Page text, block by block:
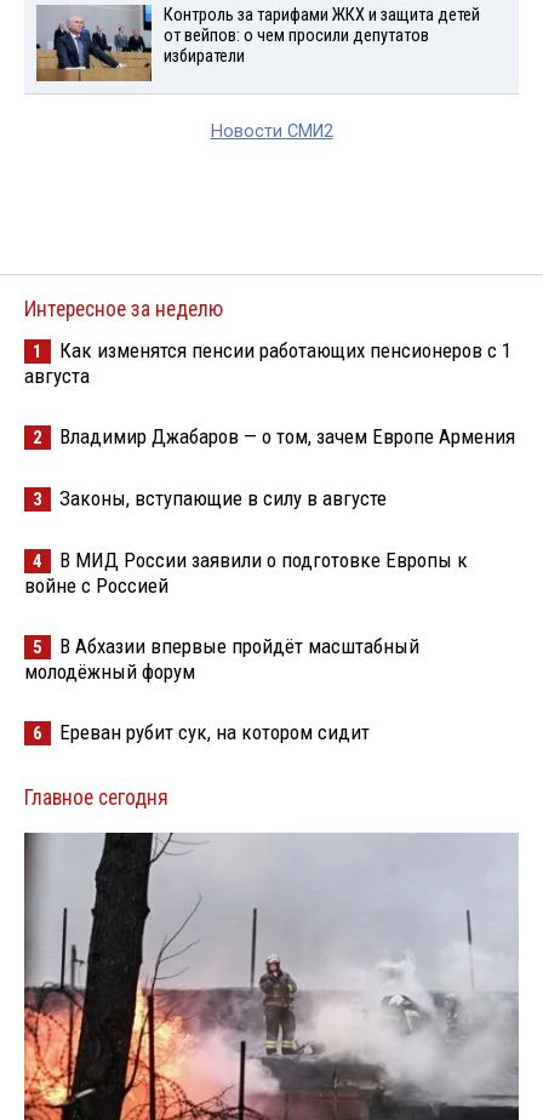
Контроль за тарифами ЖКХ и защита детей
от вейпов: о чем просили депутатов
избиратели
Новости СМИ2
Интересное за неделю
1
Как изменятся пенсии работающих пенсионеров с 1
августа
2 Владимир Джабаров — о том, зачем Европе Армения
3 Законы, вступающие в силу в августе
4
В МИД России заявили о подготовке Европы к
войне с Россией
5
В Абхазии впервые пройдёт масштабный
молодёжный форум
6 Ереван рубит сук, на котором сидит
Главное сегодня